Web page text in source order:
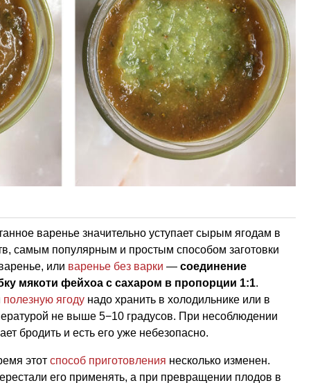
варенье значительно уступает сырым ягодам в
самым популярным и простым способом заготовки
или варенье без варки — соединение
мякоти фейхоа с сахаром в пропорции 1:1.
полезную ягоду надо хранить в холодильнике или в
не выше 5−10 градусов. При несоблюдении
бродить и есть его уже небезопасно.
этот способ приготовления несколько изменен.
его применять, а при превращении плодов в